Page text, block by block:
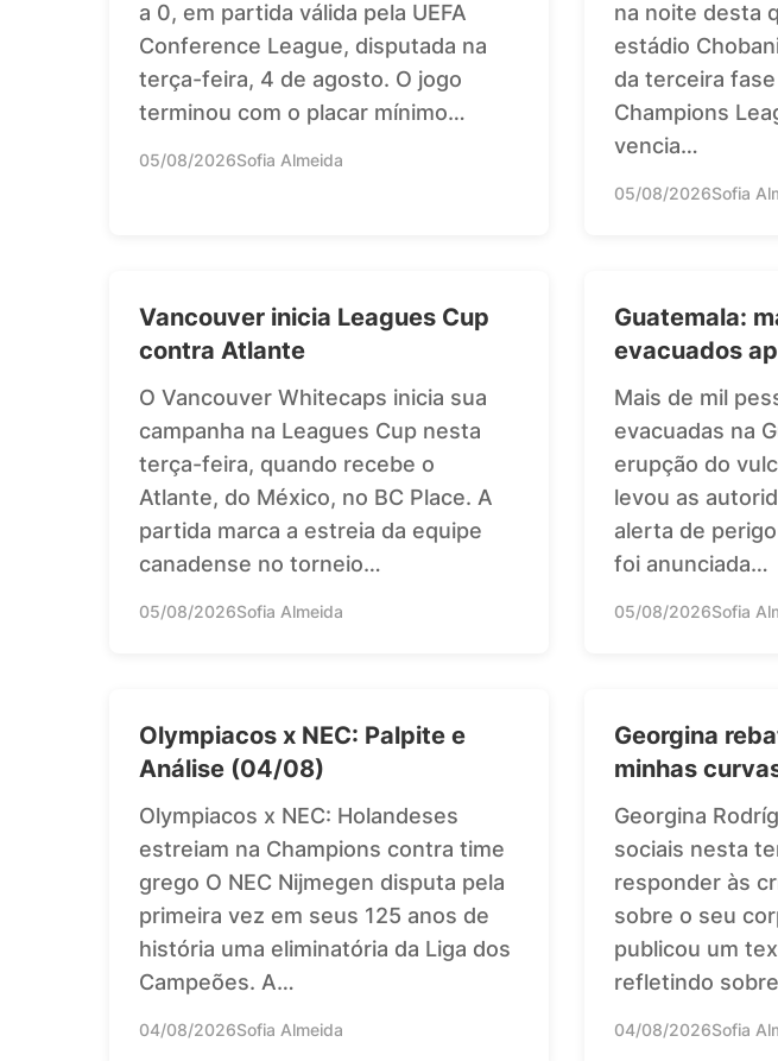
a 0, em partida válida pela UEFA
Conference League, disputada na
terça-feira, 4 de agosto. O jogo
terminou com o placar mínimo…
05/08/2026Sofia Almeida
na noite desta
estádio
da terceira
Champions
vencia…
05/08/2026Sofia
Vancouver inicia Leagues Cup
contra Atlante
O Vancouver Whitecaps inicia sua
campanha na Leagues Cup nesta
terça-feira, quando recebe o
Atlante, do México, no BC Place. A
partida marca a estreia da equipe
canadense no torneio…
05/08/2026Sofia Almeida
Guatemala:
evacuados
Mais de mil
evacuadas na
erupção do
levou as
alerta de
foi anunciada…
05/08/2026Sofia
Olympiacos x NEC: Palpite e
Análise (04/08)
Olympiacos x NEC: Holandeses
estreiam na Champions contra time
grego O NEC Nijmegen disputa pela
primeira vez em seus 125 anos de
história uma eliminatória da Liga dos
Campeões. A…
04/08/2026Sofia Almeida
Georgina
minhas
Georgina
sociais nesta
responder às
sobre o seu
publicou um
refletindo
04/08/2026Sofia